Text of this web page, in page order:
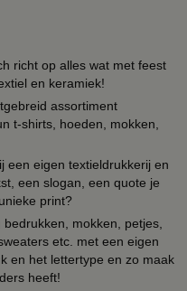
richt op alles wat met feest
en keramiek!
assortiment
t-shirts, hoeden, mokken,
een eigen textieldrukkerij en
een slogan, een quote je
print?
mokken, petjes,
etc. met een eigen
en het lettertype en zo maak
heeft!